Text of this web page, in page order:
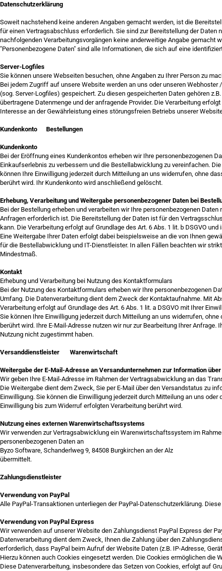
Datenschutzerklärung
Soweit nachstehend keine anderen Angaben gemacht werden, ist die
für einen Vertragsabschluss erforderlich. Sie sind zur Bereitstellung der
nachfolgenden Verarbeitungsvorgängen keine anderweitige Angabe gemacht
"Personenbezogene Daten" sind alle Informationen, die sich auf eine
Server-Logfiles
Sie können unsere Webseiten besuchen, ohne Angaben zu Ihrer Person zu
Bei jedem Zugriff auf unsere Website werden an uns oder unseren
(sog. Server-Logfiles) gespeichert. Zu diesen gespeicherten Daten gehören
übertragene Datenmenge und der anfragende Provider. Die Verarbeitung
Interesse an der Gewährleistung eines störungsfreien Betriebs unserer
Kundenkonto Bestellungen
Kundenkonto
Bei der Eröffnung eines Kundenkontos erheben wir Ihre personenbezogenen
Einkaufserlebnis zu verbessern und die Bestellabwicklung zu vereinfachen.
können Ihre Einwilligung jederzeit durch Mitteilung an uns widerrufen, ohne
berührt wird. Ihr Kundenkonto wird anschließend gelöscht.
Erhebung, Verarbeitung und Weitergabe personenbezogener Daten bei
Bei der Bestellung erheben und verarbeiten wir Ihre personenbezogenen
Anfragen erforderlich ist. Die Bereitstellung der Daten ist für den
kann. Die Verarbeitung erfolgt auf Grundlage des Art. 6 Abs. 1 lit. b DSGVO
Eine Weitergabe Ihrer Daten erfolgt dabei beispielsweise an die von Ihnen
für die Bestellabwicklung und IT-Dienstleister. In allen Fällen beachten wir
Mindestmaß.
Kontakt
Erhebung und Verarbeitung bei Nutzung des Kontaktformulars
Bei der Nutzung des Kontaktformulars erheben wir Ihre personenbezogenen
Umfang. Die Datenverarbeitung dient dem Zweck der Kontaktaufnahme. Mit
Verarbeitung erfolgt auf Grundlage des Art. 6 Abs. 1 lit. a DSGVO mit Ihrer
Sie können Ihre Einwilligung jederzeit durch Mitteilung an uns widerrufen,
berührt wird. Ihre E-Mail-Adresse nutzen wir nur zur Bearbeitung Ihrer
Nutzung nicht zugestimmt haben.
Versanddienstleister Warenwirtschaft
Weitergabe der E-Mail-Adresse an Versandunternehmen zur Information
Wir geben Ihre E-Mail-Adresse im Rahmen der Vertragsabwicklung an das
Die Weitergabe dient dem Zweck, Sie per E-Mail über den Versandstatus zu
Einwilligung. Sie können die Einwilligung jederzeit durch Mitteilung an uns
Einwilligung bis zum Widerruf erfolgten Verarbeitung berührt wird.
Nutzung eines externen Warenwirtschaftssystems
Wir verwenden zur Vertragsabwicklung ein Warenwirtschaftssystem im
personenbezogenen Daten an
Byzo Software, Schanderlweg 9, 84508 Burgkirchen an der Alz
übermittelt.
Zahlungsdienstleister
Verwendung von PayPal
Alle PayPal-Transaktionen unterliegen der PayPal-Datenschutzerklärung.
Verwendung von PayPal Express
Wir verwenden auf unserer Website den Zahlungsdienst PayPal Express der
Datenverarbeitung dient dem Zweck, Ihnen die Zahlung über den
erforderlich, dass PayPal beim Aufruf der Website Daten (z.B. IP-Adresse,
Hierzu können auch Cookies eingesetzt werden. Die Cookies ermöglichen die
Diese Datenverarbeitung, insbesondere das Setzen von Cookies, erfolgt auf